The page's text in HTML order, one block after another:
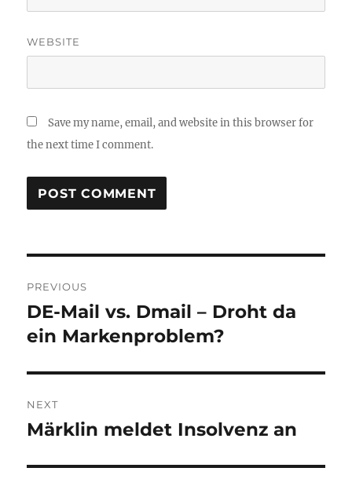
WEBSITE
Save my name, email, and website in this browser for
the next time I comment.
navigation
PREVIOUS
Previous
post:
DE-Mail vs. Dmail – Droht da
ein Markenproblem?
NEXT
Next
Märklin meldet Insolvenz an